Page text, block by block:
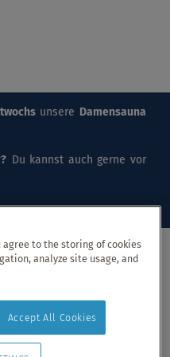
unsere Damensauna
Du kannst auch gerne vor
agree to the storing of cookies
analyze site usage, and
Accept All Cookies